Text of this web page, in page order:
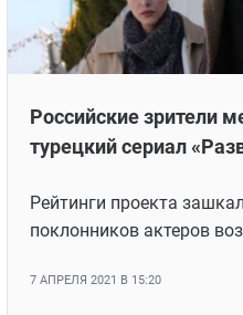
Российские зрители
турецкий сериал
Рейтинги проекта
поклонников актеров
7 АПРЕЛЯ 2021 В 15:20